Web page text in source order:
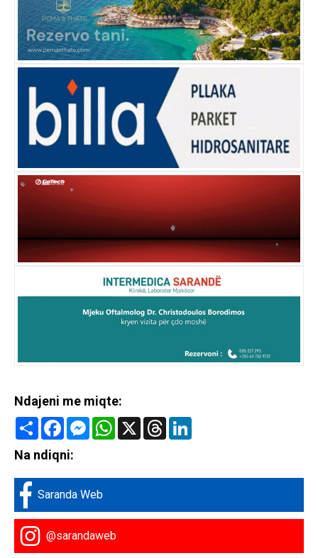
Ndajeni me miqte:
Share FacebookMessenger
WhatsApp
X Threads
Na ndiqni:
Saranda Web
@sarandaweb